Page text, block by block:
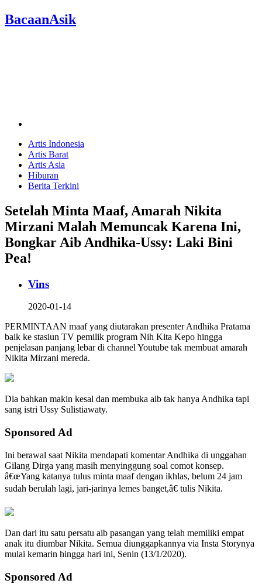
BacaanAsik
Artis Indonesia
Artis Barat
Artis Asia
Hiburan
Berita Terkini
Setelah Minta Maaf, Amarah Nikita
Mirzani Malah Memuncak Karena Ini,
Bongkar Aib Andhika-Ussy: Laki Bini
Pea!
Vins
2020-01-14
PERMINTAAN maaf yang diutarakan presenter Andhika Pratama
baik ke stasiun TV pemilik program Nih Kita Kepo hingga
penjelasan panjang lebar di channel Youtube tak membuat amarah
Nikita Mirzani mereda.
Dia bahkan makin kesal dan membuka aib tak hanya Andhika tapi
sang istri Ussy Sulistiawaty.
Sponsored Ad
Ini berawal saat Nikita mendapati komentar Andhika di unggahan
Gilang Dirga yang masih menyinggung soal comot konsep.
â€œYang katanya tulus minta maaf dengan ikhlas, belum 24 jam
sudah berulah lagi, jari-jarinya lemes banget,â€ tulis Nikita.
Dan dari itu satu persatu aib pasangan yang telah memiliki empat
anak itu diumbar Nikita. Semua diunggapkannya via Insta Storynya
mulai kemarin hingga hari ini, Senin (13/1/2020).
Sponsored Ad